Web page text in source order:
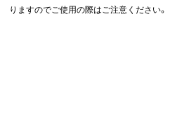
りますのでご使用の際はご注意ください。